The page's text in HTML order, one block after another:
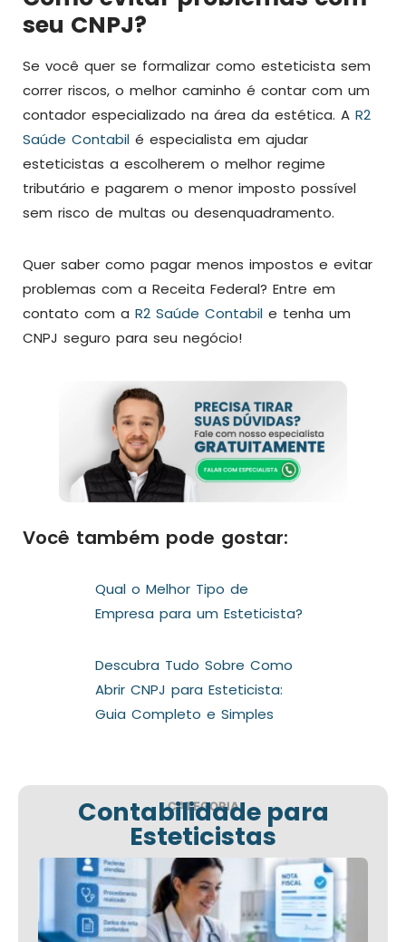
seu CNPJ?
Se você quer se formalizar como esteticista sem
correr riscos, o melhor caminho é contar com um
contador especializado na área da estética. A R2
Saúde Contabil é especialista em ajudar
esteticistas a escolherem o melhor regime
tributário e pagarem o menor imposto possível
sem risco de multas ou desenquadramento.
Quer saber como pagar menos impostos e evitar
problemas com a Receita Federal? Entre em
contato com a R2 Saúde Contabil e tenha um
CNPJ seguro para seu negócio!
Você também pode gostar:
Qual o Melhor Tipo de
Empresa para um Esteticista?
Descubra Tudo Sobre Como
Abrir CNPJ para Esteticista:
Guia Completo e Simples
CATEGORIA
Contabilidade para
Esteticistas